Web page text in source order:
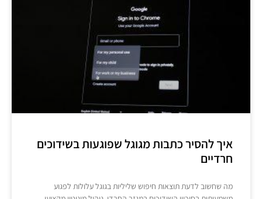
איך להסיר כתבות מגוגל שפוגעות בשידוכים
חרדיים
מה שחשוב לדעת תוצאות חיפוש שליליות בגוגל עלולות לפגוע